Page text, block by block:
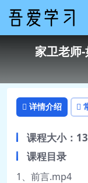
家卫老师
详情介绍
课程大小：
课程目录
1、前言.mp4